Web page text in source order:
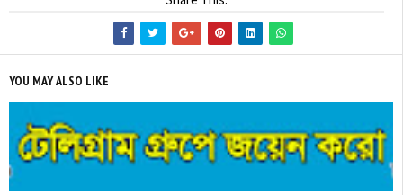
YOU MAY ALSO LIKE